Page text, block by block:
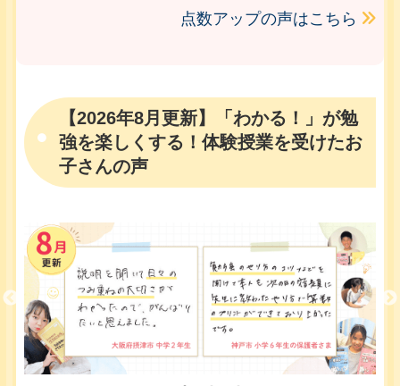
点数アップの声はこちら
【2026年8月更新】「わかる！」が勉
強を楽しくする！体験授業を受けたお
子さんの声